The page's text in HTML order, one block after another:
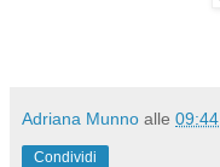
Adriana Munno alle 09:44
Condividi